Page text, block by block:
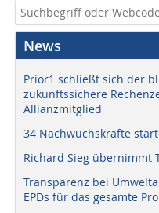
News
Prior1 schließt sich der
zukunftssichere
Allianzmitglied
34 Nachwuchskräfte
Richard Sieg übernimmt
Transparenz bei
EPDs für das gesamte